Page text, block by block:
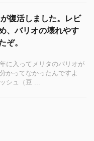
が復活しました。レビ
、バリオの壊れやす
ぞ。
に入ってメリタのバリオが
かってなかったんですよ
シュ（豆 ...